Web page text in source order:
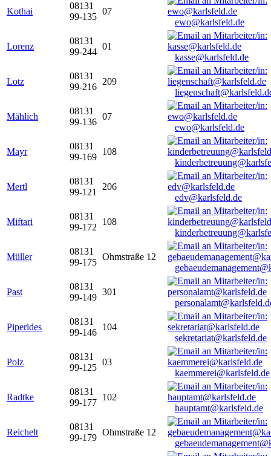
Kothai
08131
99-135
07
ewo@karlsfeld.de
Lorenz
08131
99-244
01
kasse@karlsfeld.de
Lotz
08131
99-216
209
Mählich
08131
99-136
07
ewo@karlsfeld.de
Mayr
08131
99-169
108
Mertl
08131
99-121
206
edv@karlsfeld.de
Miftari
08131
99-172
108
Müller
08131
99-175
Ohmstraße 12
Past
08131
99-149
301
Piperides
08131
99-146
104
sekretariat@karlsfeld.de
Polz
08131
99-125
03
kaemmerei@karlsfeld.de
Radtke
08131
99-177
102
hauptamt@karlsfeld.de
Reichelt
08131
99-179
Ohmstraße 12